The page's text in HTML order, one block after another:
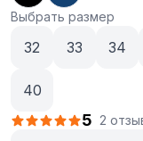
Выбрать размер
32 33 34
40
5 2